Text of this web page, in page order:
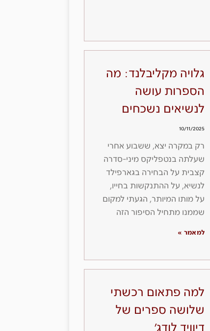
גלויה מקליבלנד: מה
הספרות עושה
לנשיאים נשכחים
10/11/2025
רק במקרה יצא, ששבוע אחרי
שעלתה בנטפליקס מיני-סדרה
קצבית על הבחירה בגארפילד
לנשיא, על ההתנקשות בחייו,
על מותו המיותר, הגעתי למקום
שממנו מתחיל הסיפור הזה
למאמר »
למה פתאום רכשתי
שלושה ספרים של
דיוויד לודג׳